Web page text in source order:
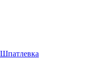
Шпатлевка